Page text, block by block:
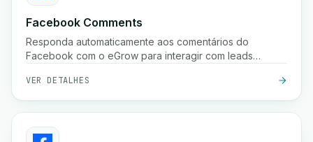
Facebook Comments
Responda automaticamente aos comentários do
Facebook com o eGrow para interagir com leads
VER DETALHES